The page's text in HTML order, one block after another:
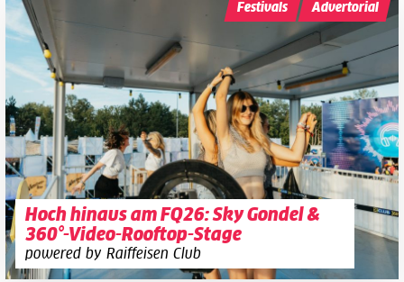
Hoch hinaus am FQ26: Sky Gondel &
360°-Video-Rooftop-Stage
powered by Raiffeisen Club
Festivals Advertorial